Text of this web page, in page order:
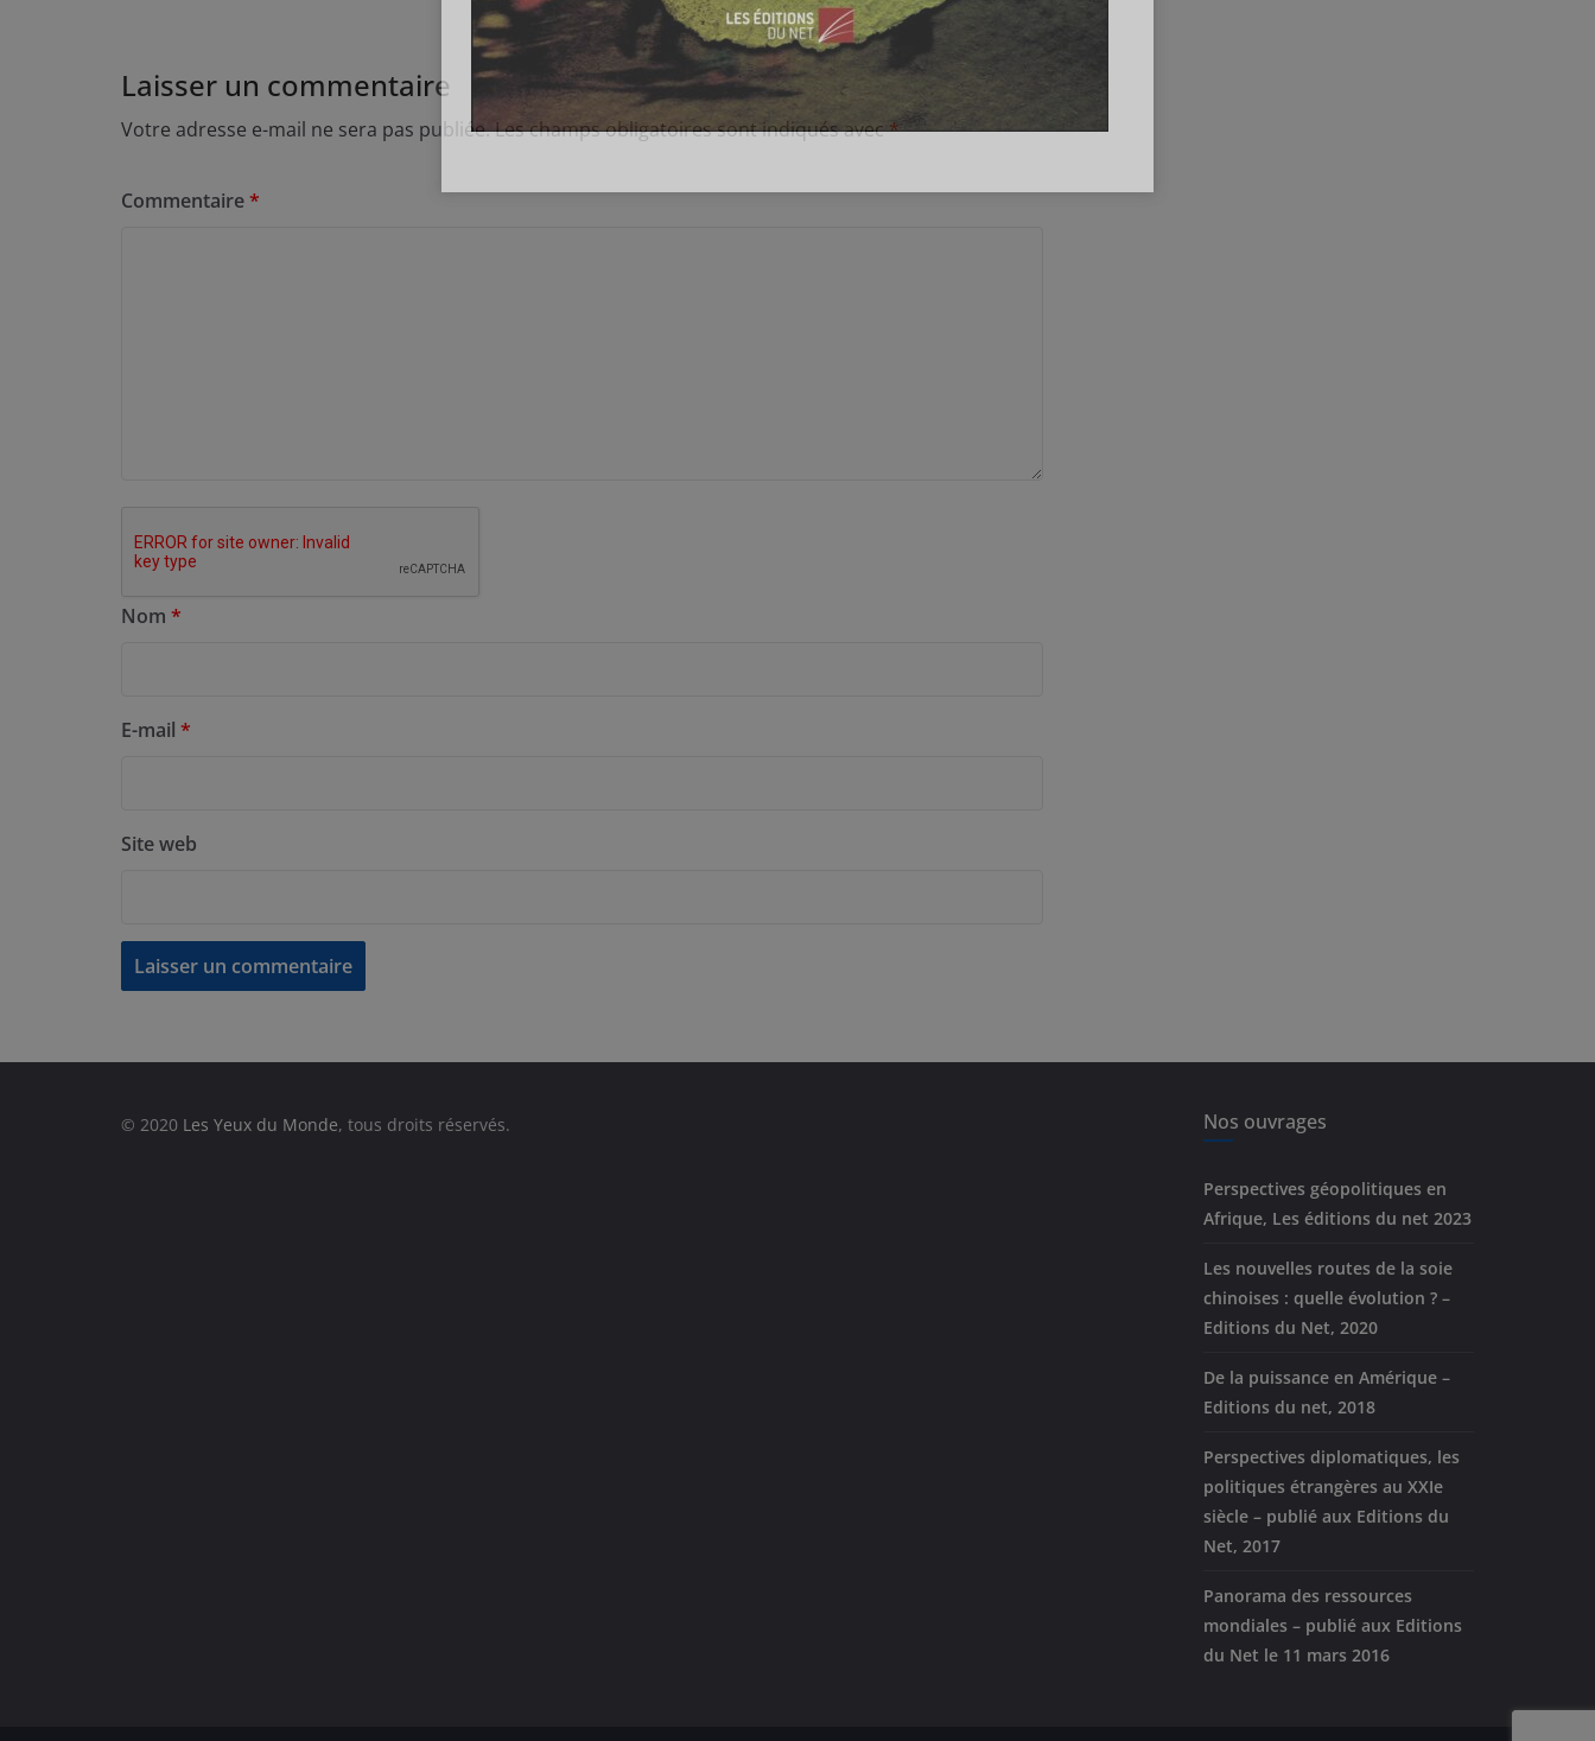
Laisser un commentaire
Votre adresse e-mail ne sera pas publiée.Les champs obligatoires sont indiqués avec*
Commentaire*
Nom *
E-mail *
Site web
© 2020 Les Yeux du Monde, tous droits réservés. Nos ouvrages
Perspectives géopolitiques en
Afrique, Les éditions du net 2023
Les nouvelles routes de la soie
chinoises : quelle évolution ? –
Editions du Net, 2020
De la puissance en Amérique –
Editions du net, 2018
Perspectives diplomatiques, les
politiques étrangères au XXIe
siècle – publié aux Editions du
Net, 2017
Panorama des ressources
mondiales – publié aux Editions
du Net le 11 mars 2016